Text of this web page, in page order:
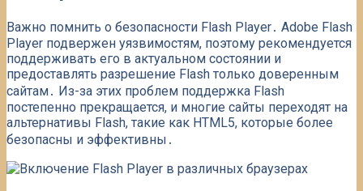
Важно помнить о безопасности Flash Player․ Adobe Flash
Player подвержен уязвимостям, поэтому рекомендуется
поддерживать его в актуальном состоянии и
предоставлять разрешение Flash только доверенным
сайтам․ Из-за этих проблем поддержка Flash
постепенно прекращается, и многие сайты переходят на
альтернативы Flash, такие как HTML5, которые более
безопасны и эффективны․